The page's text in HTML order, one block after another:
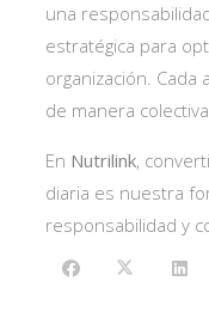
una
estratégica para
organización. Cada
de manera
En Nutrilink,
diaria es nuestra
responsabilidad y